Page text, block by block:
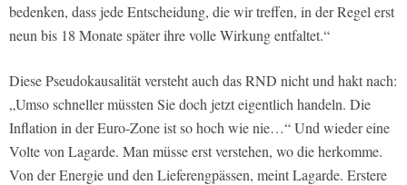
bedenken, dass jede Entscheidung, die wir treffen, in der Regel erst
neun bis 18 Monate später ihre volle Wirkung entfaltet.“
Diese Pseudokausalität versteht auch das RND nicht und hakt nach:
„Umso schneller müssten Sie doch jetzt eigentlich handeln. Die
Inflation in der Euro-Zone ist so hoch wie nie…“ Und wieder eine
Volte von Lagarde. Man müsse erst verstehen, wo die herkomme.
Von der Energie und den Lieferengpässen, meint Lagarde. Erstere